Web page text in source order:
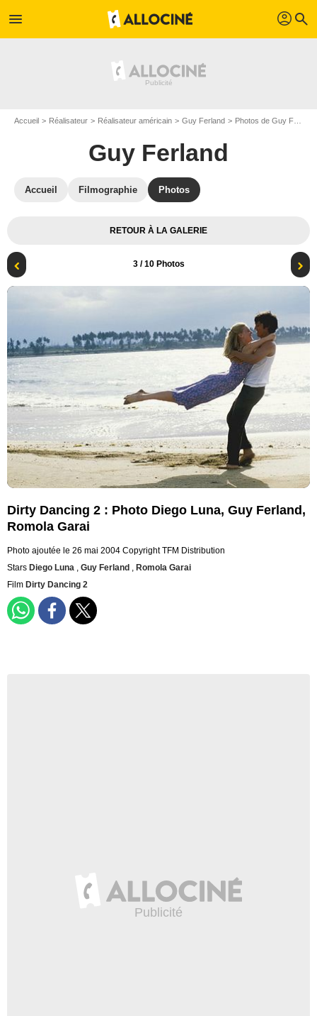
menu profil search
Accueil Réalisateur Réalisateur américain Guy Ferland Photos de Guy Ferland
Guy Ferland
Accueil Filmographie Photos
RETOUR À LA GALERIE
3/ 10 Photos
Dirty Dancing 2 : Photo Diego Luna, Guy Ferland,
Romola Garai
Photo ajoutée le 26 mai 2004 Copyright TFM Distribution
Stars Diego Luna , Guy Ferland , Romola Garai
Film Dirty Dancing 2